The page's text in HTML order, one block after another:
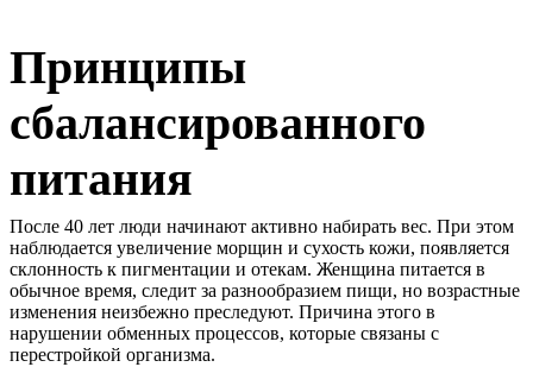
Принципы
сбалансированного
питания
После 40 лет люди начинают активно набирать вес. При этом
наблюдается увеличение морщин и сухость кожи, появляется
склонность к пигментации и отекам. Женщина питается в
обычное время, следит за разнообразием пищи, но возрастные
изменения неизбежно преследуют. Причина этого в
нарушении обменных процессов, которые связаны с
перестройкой организма.